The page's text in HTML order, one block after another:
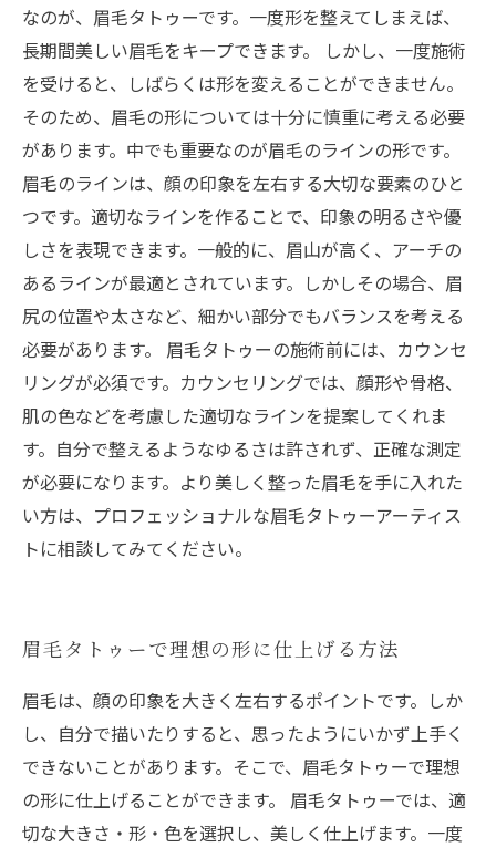
なのが、眉毛タトゥーです。一度形を整えてしまえば、
長期間美しい眉毛をキープできます。 しかし、一度施術
を受けると、しばらくは形を変えることができません。
そのため、眉毛の形については十分に慎重に考える必要
があります。中でも重要なのが眉毛のラインの形です。
眉毛のラインは、顔の印象を左右する大切な要素のひと
つです。適切なラインを作ることで、印象の明るさや優
しさを表現できます。一般的に、眉山が高く、アーチの
あるラインが最適とされています。しかしその場合、眉
尻の位置や太さなど、細かい部分でもバランスを考える
必要があります。 眉毛タトゥーの施術前には、カウンセ
リングが必須です。カウンセリングでは、顔形や骨格、
肌の色などを考慮した適切なラインを提案してくれま
す。自分で整えるようなゆるさは許されず、正確な測定
が必要になります。より美しく整った眉毛を手に入れた
い方は、プロフェッショナルな眉毛タトゥーアーティス
トに相談してみてください。
眉毛タトゥーで理想の形に仕上げる方法
眉毛は、顔の印象を大きく左右するポイントです。しか
し、自分で描いたりすると、思ったようにいかず上手く
できないことがあります。そこで、眉毛タトゥーで理想
の形に仕上げることができます。 眉毛タトゥーでは、適
切な大きさ・形・色を選択し、美しく仕上げます。一度